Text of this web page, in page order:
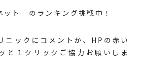
ット のランキング挑戦中！
ニックにコメントか、HPの赤い
と１クリックご協力お願いしま